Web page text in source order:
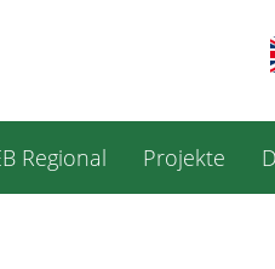
Regional Projekte